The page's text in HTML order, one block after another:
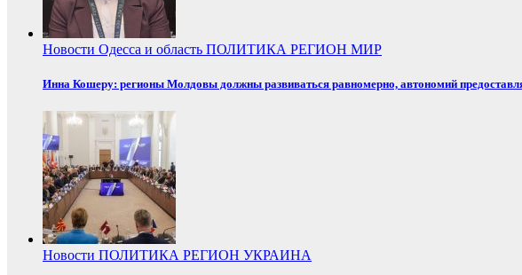
Новости Одесса и область ПОЛИТИКА РЕГИОН МИР
Инна Кошеру: регионы Молдовы должны развиваться равномерно, автономий
Новости ПОЛИТИКА РЕГИОН УКРАИНА